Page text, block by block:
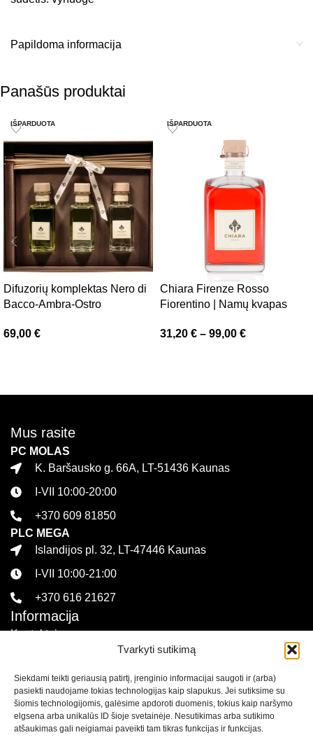
Tvarkyti sutikimą
Siekdami teikti geriausią patirtį, įrenginio informacijai saugoti ir (arba)
pasiekti naudojame tokias technologijas kaip slapukus. Jei sutiksime su
šiomis technologijomis, galėsime apdoroti duomenis, tokius kaip naršymo
elgsena arba unikalūs ID šioje svetainėje. Nesutikimas arba sutikimo
atšaukimas gali neigiamai paveikti tam tikras funkcijas ir funkcijas.
Papildoma informacija
Panašūs produktai
IŠPARDUOTA
Difuzorių komplektas Nero di
Bacco-Ambra-Ostro
69,00 €
IŠPARDUOTA
Chiara Firenze Rosso
Fiorentino | Namų kvapas
31,20 € – 99,00 €
Mus rasite
PC MOLAS
K. Baršausko g. 66A, LT-51436 Kaunas
I-VII 10:00-20:00
+370 609 81850
PLC MEGA
Islandijos pl. 32, LT-47446 Kaunas
I-VII 10:00-21:00
+370 616 21627
Informacija
Kontaktai
Pirkimo sąlygos ir taisyklės
Privatumo politika
Sekite mus